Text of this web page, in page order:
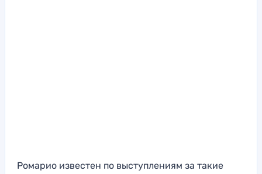
Ромарио известен по выступлениям за такие